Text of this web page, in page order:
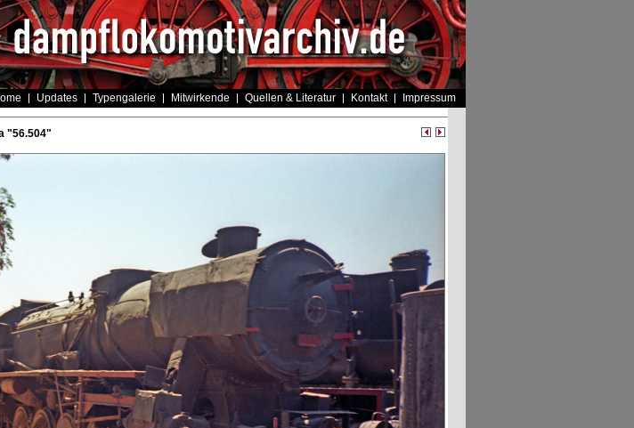
Updates Typengalerie Mitwirkende Quellen & Literatur Kontakt Impressum
"56.504"